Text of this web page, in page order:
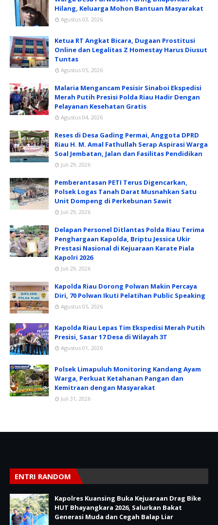
Hilang, Keluarga Mohon Bantuan Masyarakat
Agustus 03, 2026
Ketua RT Angkat Bicara, Dugaan Prostitusi
Online dan Legalitas Z Homestay Harus Diusut
Tuntas
Agustus 05, 2026
Malaria Mengancam Pesisir Sinaboi Ekspedisi
Merah Putih Presisi Polda Riau Hadir Dengan
Pelayanan Kesehatan Gratis
Agustus 04, 2026
Reses di Desa Gading Permai, Anggota DPRD
Riau H. M. Amal Fathullah Serap Aspirasi Warga
Soal Jembatan, Jalan dan Fasilitas Pendidikan
Juli 29, 2026
Pemberantasan PETI Terus Digencarkan,
Polsek Logas Tanah Darat Musnahkan Satu
Unit Dompeng di Perkebunan Sawit
Juli 29, 2026
Delapan Personel Ditlantas Polda Riau Terima
Penghargaan Kapolda, Briptu Jessica Ukir
Prestasi Nasional di Kejuaraan Karate Piala
Kapolri 2026
Juli 29, 2026
Kapolda Riau Dorong Polwan Makin Percaya
Diri, 70 Polwan Ikuti Pelatihan Public Speaking
Agustus 05, 2026
Kapolda Riau Lepas Tim Ekspedisi Merah Putih
Presisi, Sasar 17 Desa di Wilayah 3T
Agustus 01, 2026
Polsek Limapuluh Monitoring Kandang Ayam
Warga, Perkuat Ketahanan Pangan dan
Kemitraan dengan Masyarakat
Juli 31, 2026
ENTRI RANDOM
Kapolres Kuansing Buka Kejuaraan Drag Bike
HUT Bhayangkara 2026, Salurkan Bakat
Generasi Muda dan Cegah Balap Liar